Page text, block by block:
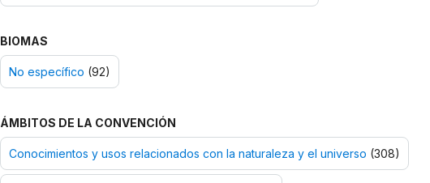
BIOMAS
No específico (92)
ÁMBITOS DE LA CONVENCIÓN
Conocimientos y usos relacionados con la naturaleza y el universo (308)